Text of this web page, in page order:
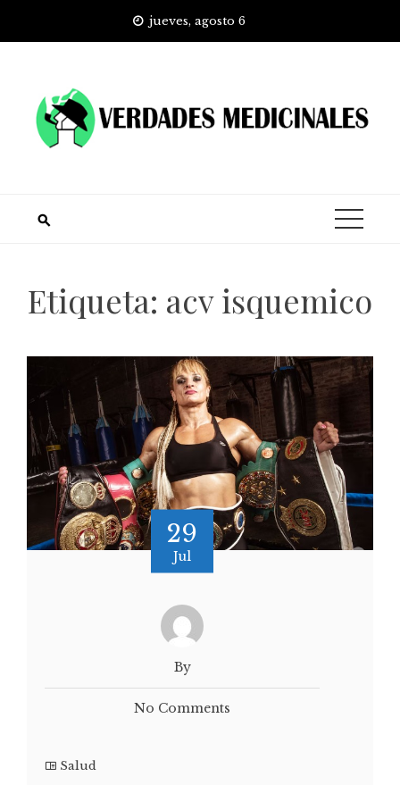
jueves, agosto 6
Etiqueta: acv isquemico
29
Jul
By
No Comments
Salud